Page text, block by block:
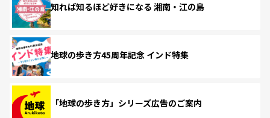
知れば知るほど好きになる 湘南・江の島
地球の歩き方45周年記念 インド特集
「地球の歩き方」シリーズ広告のご案内